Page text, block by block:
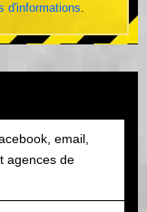
d'informations.
email,
agences de